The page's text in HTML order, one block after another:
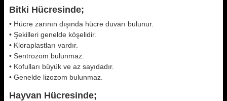
Bitki Hücresinde;
• Hücre zarının dışında hücre duvarı bulunur.
• Şekilleri genelde köşelidir.
• Kloraplastları vardır.
• Sentrozom bulunmaz.
• Kofulları büyük ve az sayıdadır.
• Genelde lizozom bulunmaz.
Hayvan Hücresinde;